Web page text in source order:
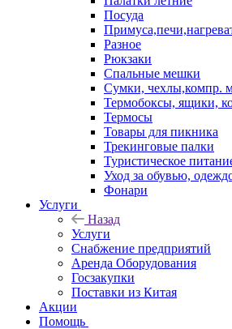
Посуда
Разное
Рюкзаки
Спальные мешки
Сумки, чехлы,компр.
Термобоксы, ящики,
Термосы
Товары для пикника
Трекинговые палки
Туристическое
Уход за обувью,
Фонари
Услуги
Назад
Услуги
Снабжение предприятий
Аренда Оборудования
Госзакупки
Поставки из Китая
Акции
Помощь